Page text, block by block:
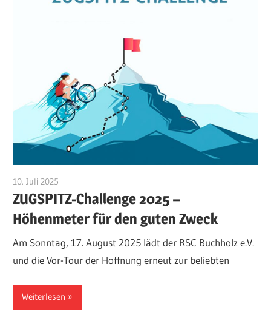
10. Juli 2025
ZUGSPITZ-Challenge 2025 –
Höhenmeter für den guten Zweck
Am Sonntag, 17. August 2025 lädt der RSC Buchholz e.V.
und die Vor-Tour der Hoffnung erneut zur beliebten
Weiterlesen